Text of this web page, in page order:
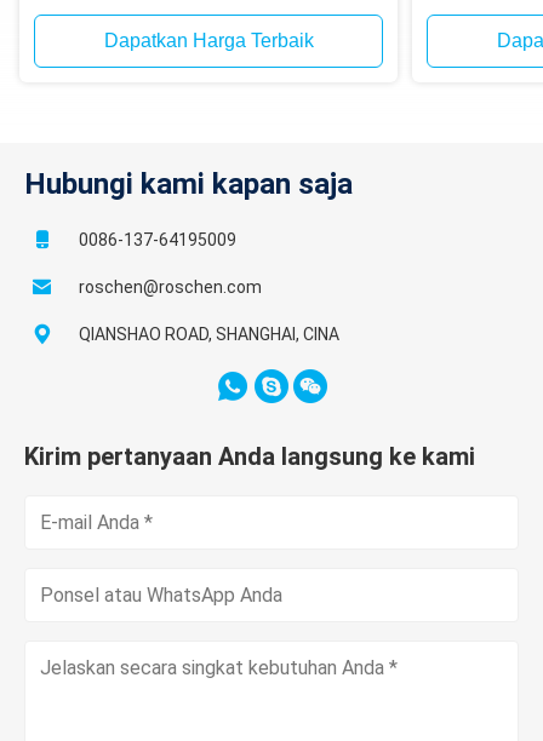
Atlas Copco T4W, T685
Dapatkan Harga Terbaik
Hubungi kami kapan saja
0086-137-64195009
roschen@roschen.com
QIANSHAO ROAD, SHANGHAI, CINA
Kirim pertanyaan Anda langsung ke kami